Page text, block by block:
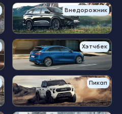
Внедорожник
Хэтчбек
Пикап